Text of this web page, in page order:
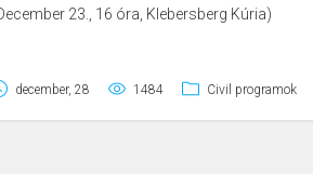
23., 16 óra, Klebersberg Kúria)
december, 28 1484 Civil programok